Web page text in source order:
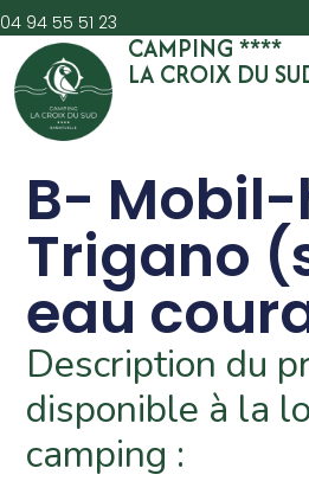
04 94 55 51 23
CAMPING ****
LA CROIX DU
B-
Trigano
eau
Description du
disponible à la
camping :